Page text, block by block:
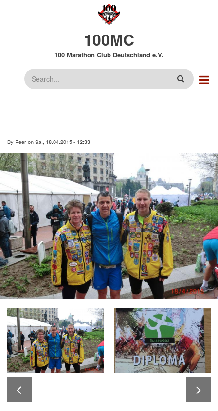
100MC
100 Marathon Club Deutschland e.V.
Suche
By PeeronSa., 18.04.2015 - 12:33